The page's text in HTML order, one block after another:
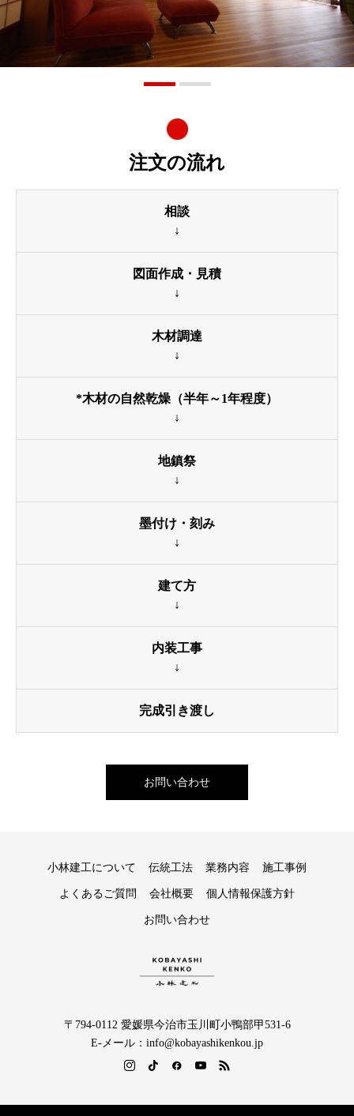
注文の流れ
相談
↓
図面作成・見積
↓
木材調達
↓
*木材の自然乾燥（半年～1年程度）
↓
地鎮祭
↓
墨付け・刻み
↓
建て方
↓
内装工事
↓
完成引き渡し
お問い合わせ
小林建工について 伝統工法 業務内容 施工事例
よくあるご質問 会社概要 個人情報保護方針
お問い合わせ
〒794-0112 愛媛県今治市玉川町小鴨部甲531-6
E-メール：info@kobayashikenkou.jp